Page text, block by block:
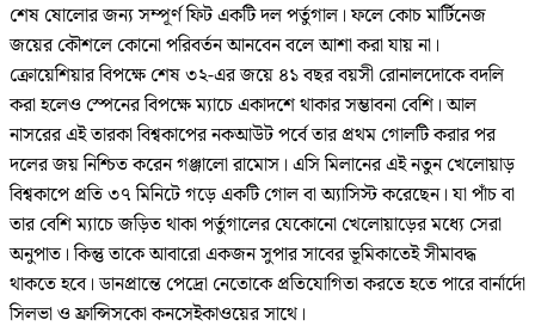
শেষ ষোলোর জন্য সম্পূর্ণ ফিট একটি দল পর্তুগাল। ফলে কোচ মার্টিনেজ
জয়ের কৌশলে কোনো পরিবর্তন আনবেন বলে আশা করা যায় না।
ক্রোয়েশিয়ার বিপক্ষে শেষ ৩২-এর জয়ে ৪১ বছর বয়সী রোনালদোকে বদলি
করা হলেও স্পেনের বিপক্ষে ম্যাচে একাদশে থাকার সম্ভাবনা বেশি। আল
নাসরের এই তারকা বিশ্বকাপের নকআউট পর্বে তার প্রথম গোলটি করার পর
দলের জয় নিশ্চিত করেন গঞ্জালো রামোস। এসি মিলানের এই নতুন খেলোয়াড়
বিশ্বকাপে প্রতি ৩৭ মিনিটে গড়ে একটি গোল বা অ্যাসিস্ট করেছেন। যা পাঁচ বা
তার বেশি ম্যাচে জড়িত থাকা পর্তুগালের যেকোনো খেলোয়াড়ের মধ্যে সেরা
অনুপাত। কিন্তু তাকে আবারো একজন সুপার সাবের ভূমিকাতেই সীমাবদ্ধ
থাকতে হবে। ডানপ্রান্তে পেদ্রো নেতোকে প্রতিযোগিতা করতে হতে পারে বার্নার্দো
সিলভা ও ফ্রান্সিসকো কনসেইকাওয়ের সাথে।